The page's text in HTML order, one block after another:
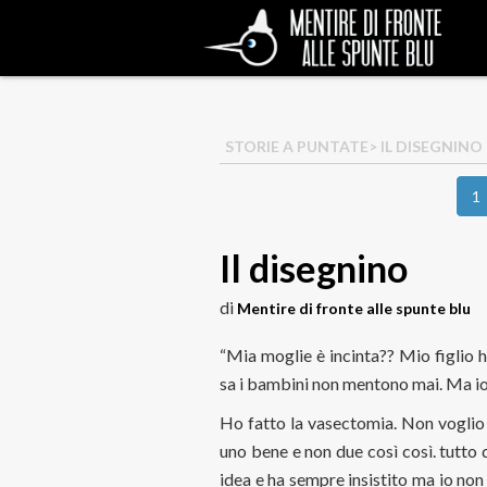
STORIE A PUNTATE> IL DISEGNINO
1
Il disegnino
di Mentire di fronte alle spunte blu
“Mia moglie è incinta?? Mio figlio
sa i bambini non mentono mai. Ma
Ho fatto la vasectomia. Non
uno bene e non due così così.
idea e ha sempre insistito ma io